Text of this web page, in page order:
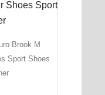
Brook M
Sport Shoes